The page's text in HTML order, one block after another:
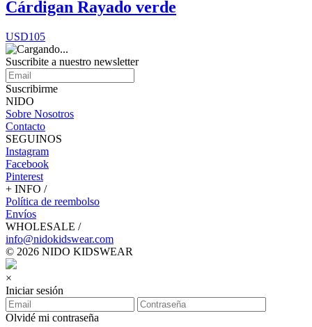
Cárdigan Rayado verde
USD105
Suscribite a nuestro newsletter
Suscribirme
NIDO
Sobre Nosotros
Contacto
SEGUINOS
Instagram
Facebook
Pinterest
+ INFO /
Política de reembolso
Envíos
WHOLESALE /
info@nidokidswear.com
© 2026 NIDO KIDSWEAR
×
Iniciar sesión
Olvidé mi contraseña